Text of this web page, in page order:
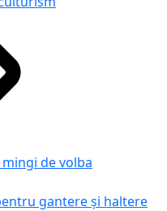
de volba
gantere și haltere